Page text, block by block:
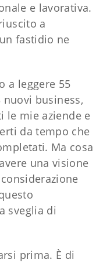
e lavorativa.
a
fastidio ne
a leggere 55
business,
le mie aziende e
da tempo che
Ma cosa
una visione
sveglia di
prima. È di